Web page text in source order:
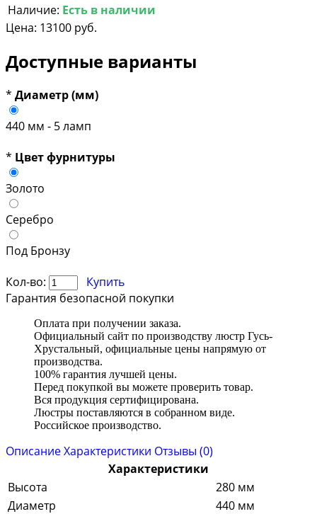
Наличие: Есть в наличии
Цена: 13100 руб.
Доступные варианты
* Диаметр (мм)
440 мм - 5 ламп
* Цвет фурнитуры
Золото
Серебро
Под Бронзу
Кол-во:
Купить
Гарантия безопасной покупки
Оплата при получении заказа.
Официальный сайт по производству люстр Гусь-
Хрустальный, официальные цены напрямую от
производства.
100% гарантия лучшей цены.
Перед покупкой вы можете проверить товар.
Вся продукция сертифицирована.
Люстры поставляются в собранном виде.
Российское производство.
ОписаниеХарактеристики Отзывы (0)
Характеристики
Высота
280 мм
Диаметр
440 мм